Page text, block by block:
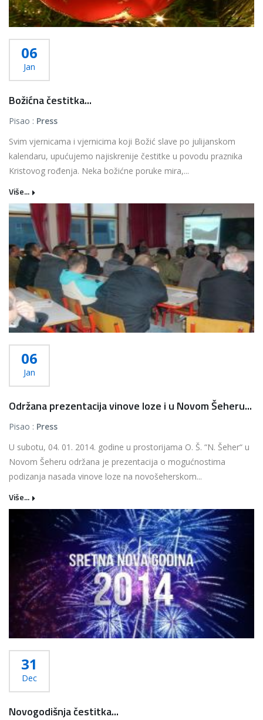
06
Jan
Božićna čestitka...
Pisao : Press
Svim vjernicama i vjernicima koji Božić slave po julijanskom
kalendaru, upućujemo najiskrenije čestitke u povodu praznika
Kristovog rođenja. Neka božićne poruke mira,...
Više...
06
Jan
Održana prezentacija vinove loze i u Novom Šeheru...
Pisao : Press
U subotu, 04. 01. 2014. godine u prostorijama O. Š. “N. Šeher“ u
Novom Šeheru održana je prezentacija o mogućnostima
podizanja nasada vinove loze na novošeherskom...
Više...
31
Dec
Novogodišnja čestitka...